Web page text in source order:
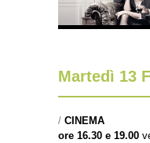
Martedì 13
/ CINEMA
ore 16.30 e 19.00